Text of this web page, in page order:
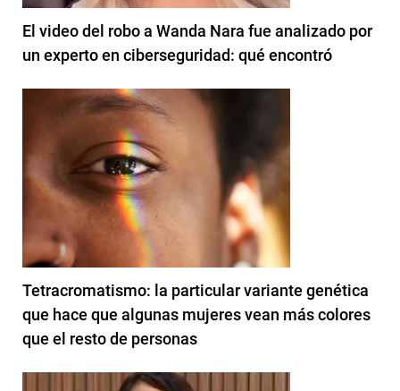
El video del robo a Wanda Nara fue analizado por
un experto en ciberseguridad: qué encontró
Tetracromatismo: la particular variante genética
que hace que algunas mujeres vean más colores
que el resto de personas